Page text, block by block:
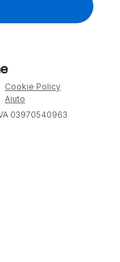
Cookie Policy
Aiuto
03970540963